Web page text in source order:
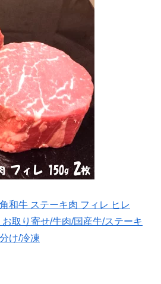
和牛 ステーキ肉 フィレ ヒレ
取り寄せ/牛肉/国産牛/ステーキ
け/冷凍